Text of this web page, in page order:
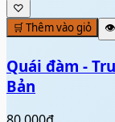
♡
🛒 Thêm vào giỏ
👁️
Quái đàm -
Bản